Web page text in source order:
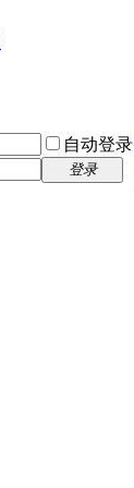
自动登录
登录